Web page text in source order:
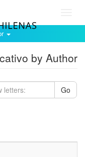
by Author
Go